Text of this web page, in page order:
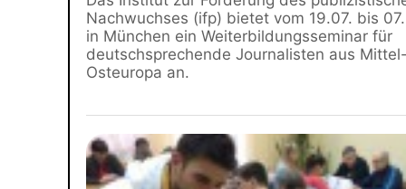
Nachwuchses (ifp) bietet vom 19.07. bis
in München ein Weiterbildungsseminar für
deutschsprechende Journalisten aus
Osteuropa an.